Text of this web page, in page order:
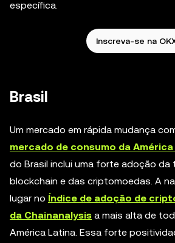
específica.
Inscreva-se na
Brasil
Um mercado em rápida mudança
mercado de consumo da América
do Brasil inclui uma forte adoção da
blockchain e das criptomoedas. A
lugar no Índice de adoção de
da Chainanalysis a mais alta de
América Latina. Essa forte